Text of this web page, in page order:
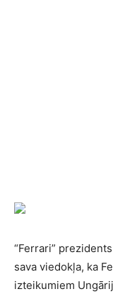
“Ferrari”
sava viedokļa, ka
izteikumiem